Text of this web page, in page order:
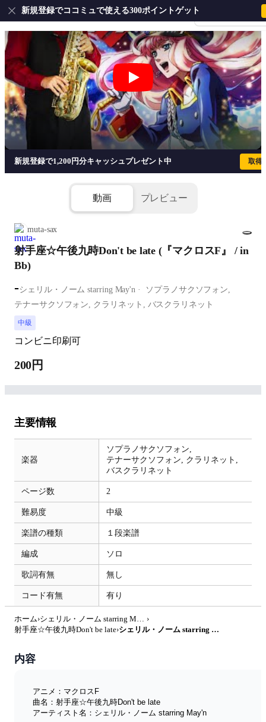
会員登録・ログイ
新規登録でココミュで使える300ポイントゲット
射手座☆午後九時Don't be late (『マ
新規登録で1,200円分キャッシュプレゼント中 取得
動画 プレビュー
muta-sax
射手座☆午後九時Don't be late (『マクロスF』 / in
Bb)
-シェリル・ノーム starring May'n
ソプラノサクソフォン,
テナーサクソフォン, クラリネット, バスクラリネット
中級
コンビニ印刷可
200円
主要情報
楽器
ソプラノサクソフォン,
テナーサクソフォン, クラリネット,
バスクラリネット
ページ数 2
難易度 中級
楽譜の種類 １段楽譜
編成 ソロ
歌詞有無 無し
コード有無 有り
ホーム›
›
射手座☆午後九時Don't be late› シェリル・ノーム starring May'n - 射手座☆午後九時Don't be late (『マクロスF』 / in Bb) by muta-sax
内容
アニメ：マクロスF
曲名：射手座☆午後九時Don't be late
アーティスト名：シェリル・ノーム starring May'n